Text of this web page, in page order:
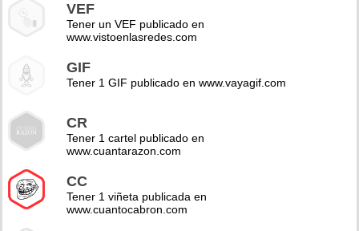
VEF
Tener un VEF publicado en
www.vistoenlasredes.com
GIF
Tener 1 GIF publicado en www.vayagif.com
CR
Tener 1 cartel publicado en
www.cuantarazon.com
CC
Tener 1 viñeta publicada en
www.cuantocabron.com